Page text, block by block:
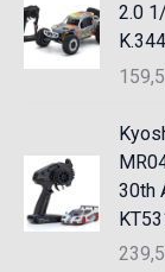
2.0
30th